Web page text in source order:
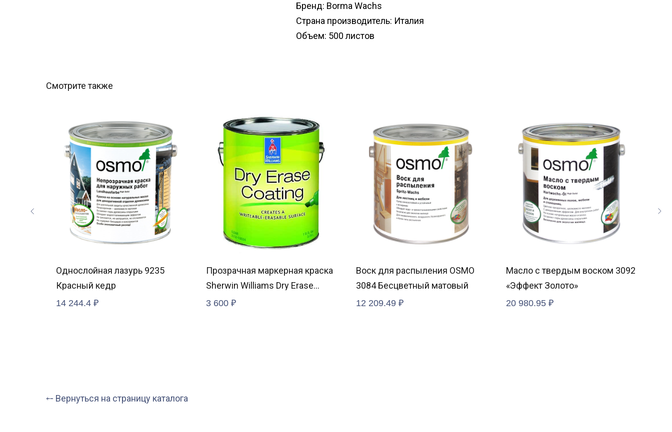
Бренд: Borma Wachs
Страна производитель: Италия
Объем: 500 листов
Смотрите также
Однослойная лазурь 9235
Красный кедр
14 244.4 ₽
Прозрачная маркерная краска
Sherwin Williams Dry Erase
Coating
3 600 ₽
Воск для распыления OSMO
3084 Бесцветный матовый
12 209.49 ₽
Масло с твердым воском 3092
«Эффект Золото»
20 980.95 ₽
⤌ Вернуться на страницу каталога